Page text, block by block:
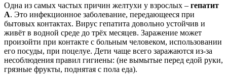
Одна из самых частых причин желтухи у взрослых – гепатит
А. Это инфекционное заболевание, передающееся при
бытовых контактах. Вирус гепатита довольно устойчив и
живёт в водной среде до трёх месяцев. Заражение может
произойти при контакте с больным человеком, использовании
его посуды, при поцелуе. Дети чаще всего заражаются из-за
несоблюдения правил гигиены: (не вымытые перед едой руки,
грязные фрукты, поднятая с пола еда).